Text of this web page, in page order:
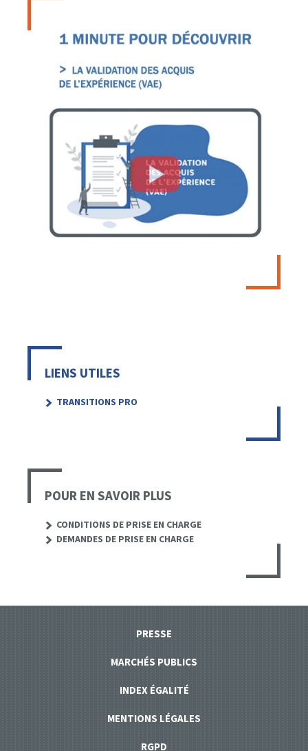
LIENS UTILES
TRANSITIONS PRO
POUR EN SAVOIR PLUS
CONDITIONS DE PRISE EN CHARGE
DEMANDES DE PRISE EN CHARGE
PRESSE
MARCHÉS PUBLICS
INDEX ÉGALITÉ
MENTIONS LÉGALES
RGPD